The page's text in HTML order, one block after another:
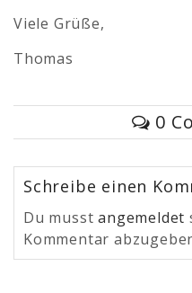
Viele Grüße,
Thomas
0
Schreibe einen
Du musstangemeldet
Kommentar